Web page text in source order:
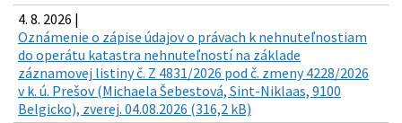
4. 8. 2026 |
Oznámenie o zápise údajov o právach k nehnuteľnostiam
do operátu katastra nehnuteľností na základe
záznamovej listiny č. Z 4831/2026 pod č. zmeny 4228/2026
v k. ú. Prešov (Michaela Šebestová, Sint-Niklaas, 9100
Belgicko), zverej. 04.08.2026 (316,2 kB)